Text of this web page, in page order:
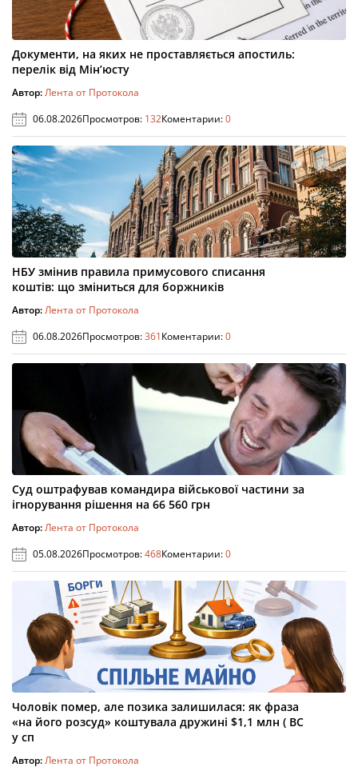
Документи, на яких не проставляється апостиль:
перелік від Мін’юсту
Автор:Лента от Протокола
06.08.2026Просмотров: 132Коментарии:0
НБУ змінив правила примусового списання
коштів: що зміниться для боржників
Автор:Лента от Протокола
06.08.2026Просмотров:361Коментарии:0
Суд оштрафував командира військової частини за
ігнорування рішення на 66 560 грн
Автор:Лента от Протокола
05.08.2026Просмотров:468Коментарии:0
Чоловік помер, але позика залишилася: як фраза
«на його розсуд» коштувала дружині $1,1 млн ( ВС
у сп
Автор:Лента от Протокола